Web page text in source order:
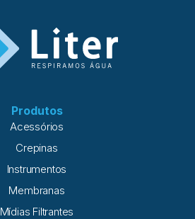
Produtos
Acessórios
Crepinas
Instrumentos
Membranas
Mídias Filtrantes